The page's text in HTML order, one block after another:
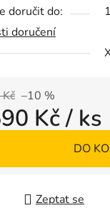
doručit do:
doručení
–10 %
Kč/ ks
DO
Zeptat se